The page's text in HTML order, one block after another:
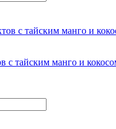
с тайским манго и